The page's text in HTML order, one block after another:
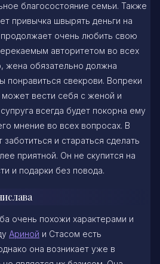
благосостояние семьи. Также
привычка швырять деньги на
очень любить свою
авторитетом во всех
жена обязательно должна
понравиться свекрови. Вопреки
может вести себя с женой и
всегда будет покорна ему
мнение во всех вопросах. В
и стараться сделать
приятной. Он не скупится на
и подарки без повода.
очень похожи характерами и
Ариной и Стасом есть
она возникает уже в